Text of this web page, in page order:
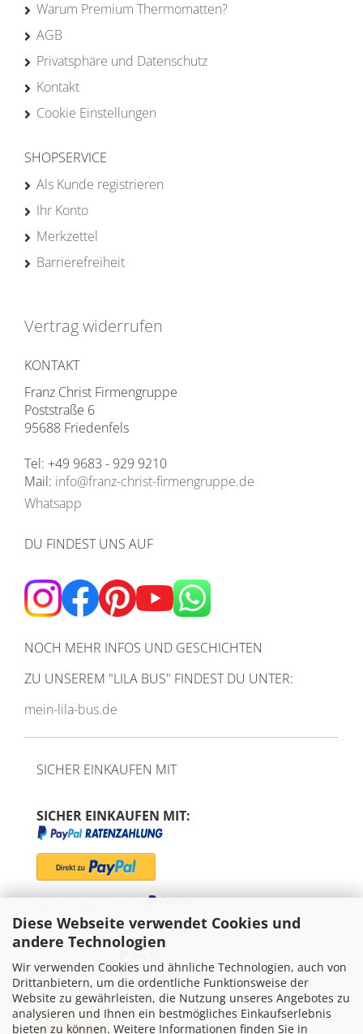
Diese Webseite verwendet Cookies und
andere Technologien
Wir verwenden Cookies und ähnliche Technologien, auch von
Drittanbietern, um die ordentliche Funktionsweise der
Website zu gewährleisten, die Nutzung unseres Angebotes zu
analysieren und Ihnen ein bestmögliches Einkaufserlebnis
bieten zu können. Weitere Informationen finden Sie in
Warum Premium Thermomatten?
AGB
Privatsphäre und Datenschutz
Kontakt
Cookie Einstellungen
SHOPSERVICE
Als Kunde registrieren
Ihr Konto
Merkzettel
Barrierefreiheit
Vertrag widerrufen
KONTAKT
Franz Christ Firmengruppe
Poststraße 6
95688 Friedenfels
Tel: +49 9683 - 929 9210
Mail: info@franz-christ-firmengruppe.de
Whatsapp
DU FINDEST UNS AUF
NOCH MEHR INFOS UND GESCHICHTEN
ZU UNSEREM "LILA BUS" FINDEST DU UNTER:
mein-lila-bus.de
SICHER EINKAUFEN MIT
SICHER EINKAUFEN MIT:
"Später bezahlen" via
Kreditkarte via
WIR VERSENDEN MIT